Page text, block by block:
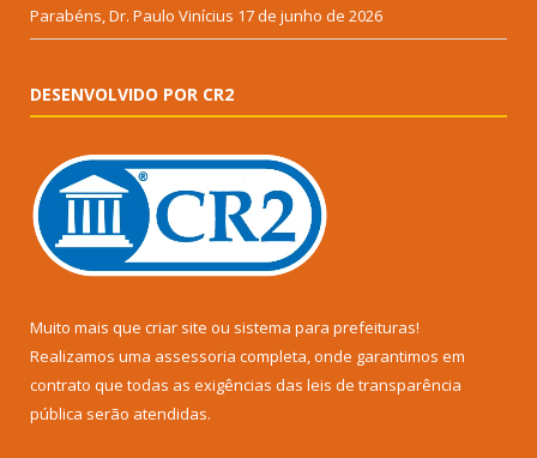
Parabéns, Dr. Paulo Vinícius 17 de junho de 2026
DESENVOLVIDO POR CR2
Muito mais que criar site ou sistema para prefeituras!
Realizamos uma assessoria completa, onde garantimos em
contrato que todas as exigências das leis de transparência
pública serão atendidas.